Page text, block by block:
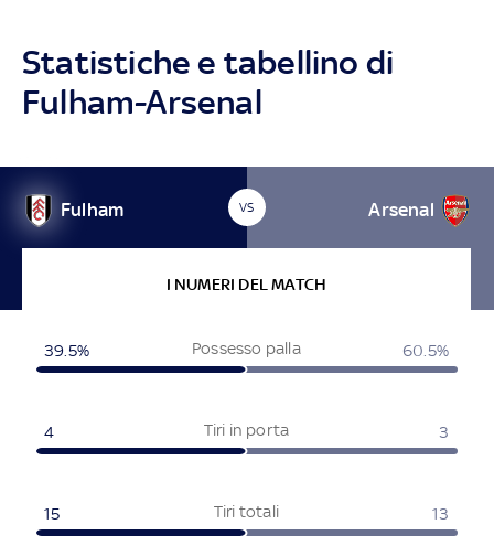
Statistiche e tabellino di
Fulham-Arsenal
Fulham VS Arsenal
I NUMERI DEL MATCH
Possesso palla
39.5% 60.5%
Tiri in porta
4 3
Tiri totali
15 13